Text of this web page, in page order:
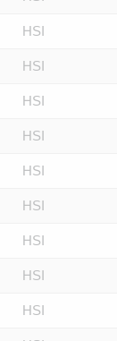
HSI
HSI
HSI
HSI
HSI
HSI
HSI
HSI
HSI